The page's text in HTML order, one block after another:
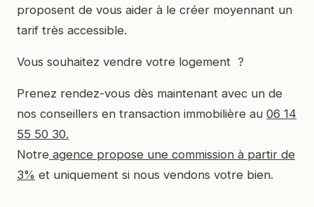
proposent de vous aider à le créer moyennant un
tarif très accessible.
Vous souhaitez vendre votre logement ?
Prenez rendez-vous dès maintenant avec un de
nos conseillers en transaction immobilière au 06 14
55 50 30.
Notre agence propose une commission à partir de
3% et uniquement si nous vendons votre bien.